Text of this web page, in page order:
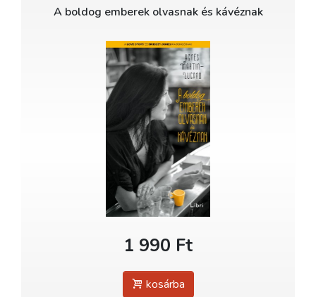
A boldog emberek olvasnak és kávéznak
1 990 Ft
kosárba